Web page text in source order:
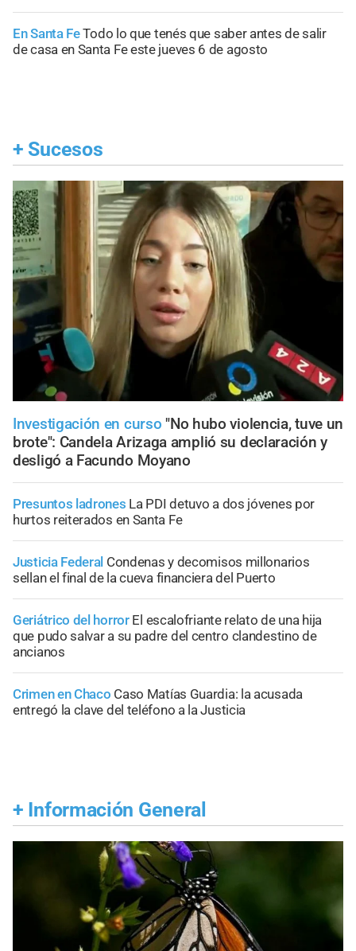
En Santa FeTodo lo que tenés que saber antes de salir
de casa en Santa Fe este jueves 6 de agosto
+ Sucesos
Investigación en curso "No hubo violencia, tuve un
brote": Candela Arizaga amplió su declaración y
desligó a Facundo Moyano
Presuntos ladrones La PDI detuvo a dos jóvenes por
hurtos reiterados en Santa Fe
Justicia Federal Condenas y decomisos millonarios
sellan el final de la cueva financiera del Puerto
Geriátrico del horror El escalofriante relato de una hija
que pudo salvar a su padre del centro clandestino de
ancianos
Crimen en Chaco Caso Matías Guardia: la acusada
entregó la clave del teléfono a la Justicia
+ Información General